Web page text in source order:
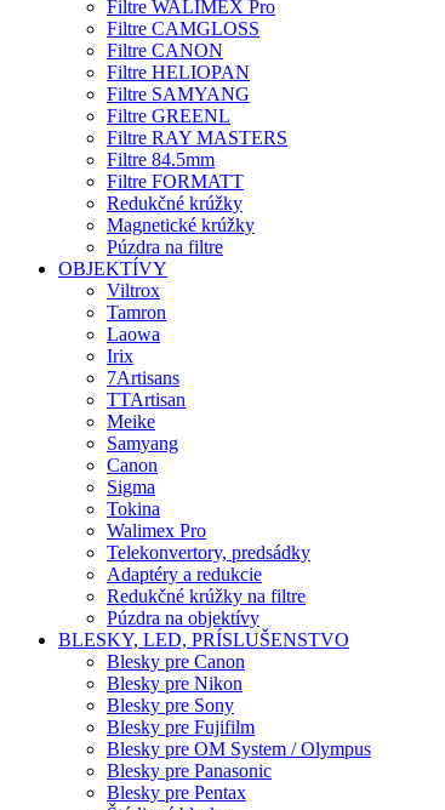
Filtre WALIMEX Pro
Filtre CAMGLOSS
Filtre CANON
Filtre HELIOPAN
Filtre SAMYANG
Filtre GREENL
Filtre RAY MASTERS
Filtre 84.5mm
Filtre FORMATT
Redukčné krúžky
Magnetické krúžky
Púzdra na filtre
OBJEKTÍVY
Viltrox
Tamron
Laowa
Irix
7Artisans
TTArtisan
Meike
Samyang
Canon
Sigma
Tokina
Walimex Pro
Telekonvertory, predsádky
Adaptéry a redukcie
Redukčné krúžky na filtre
Púzdra na objektívy
BLESKY, LED, PRÍSLUŠENSTVO
Blesky pre Canon
Blesky pre Nikon
Blesky pre Sony
Blesky pre Fujifilm
Blesky pre OM System / Olympus
Blesky pre Panasonic
Blesky pre Pentax